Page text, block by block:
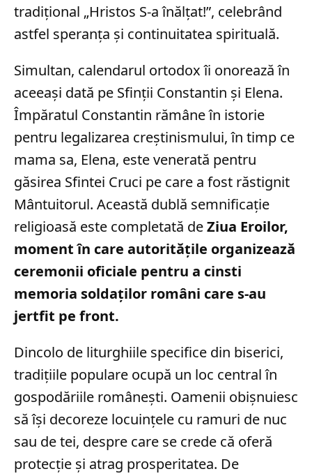
tradițional „Hristos S-a înălțat!”, celebrând
astfel speranța și continuitatea spirituală.
Simultan, calendarul ortodox îi onorează în
aceeași dată pe Sfinții Constantin și Elena.
Împăratul Constantin rămâne în istorie
pentru legalizarea creștinismului, în timp ce
mama sa, Elena, este venerată pentru
găsirea Sfintei Cruci pe care a fost răstignit
Mântuitorul. Această dublă semnificație
religioasă este completată deZiua Eroilor,
moment în care autoritățile organizează
ceremonii oficiale pentru a cinsti
memoria soldaților români care s-au
jertfit pe front.
Dincolo de liturghiile specifice din biserici,
tradițiile populare ocupă un loc central în
gospodăriile românești. Oamenii obișnuiesc
să își decoreze locuințele cu ramuri de nuc
sau de tei, despre care se crede că oferă
protecție și atrag prosperitatea. De